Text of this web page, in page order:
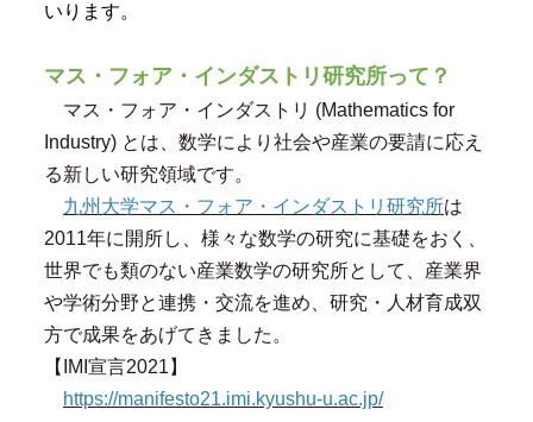
いります。
マス・フォア・インダストリ研究所って？
マス・フォア・インダストリ (Mathematics for
Industry) とは、数学により社会や産業の要請に応え
る新しい研究領域です。
九州大学マス・フォア・インダストリ研究所は
2011年に開所し、様々な数学の研究に基礎をおく、
世界でも類のない産業数学の研究所として、産業界
や学術分野と連携・交流を進め、研究・人材育成双
方で成果をあげてきました。
【IMI宣言2021】
https://manifesto21.imi.kyushu-u.ac.jp/